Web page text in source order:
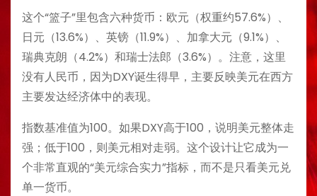
这个“篮子”里包含六种货币：欧元（权重约57.6%）、
日元（13.6%）、英镑（11.9%）、加拿大元（9.1%）、
瑞典克朗（4.2%）和瑞士法郎（3.6%）。注意，这里
没有人民币，因为DXY诞生得早，主要反映美元在西方
主要发达经济体中的表现。
指数基准值为100。如果DXY高于100，说明美元整体走
强；低于100，则美元相对走弱。这个设计让它成为一
个非常直观的“美元综合实力”指标，而不是只看美元兑
单一货币。